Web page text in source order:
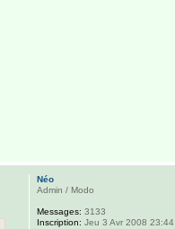
Néo
Admin / Modo
Messages: 3133
Inscription: Jeu 3 Avr 2008 23:44